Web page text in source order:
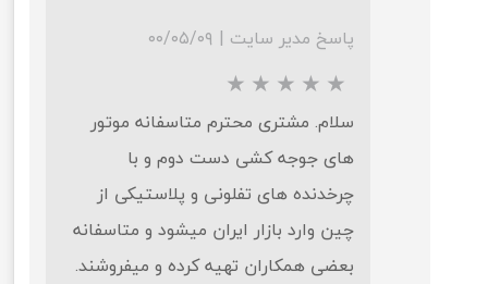
پاسخ مدیر سایت | ۰۰/۰۵/۰۹
سلام. مشتری محترم متاسفانه موتور
های جوجه کشی دست دوم و با
چرخدنده های تفلونی و پلاستیکی از
چین وارد بازار ایران میشود و متاسفانه
بعضی همکاران تهیه کرده و میفروشند.